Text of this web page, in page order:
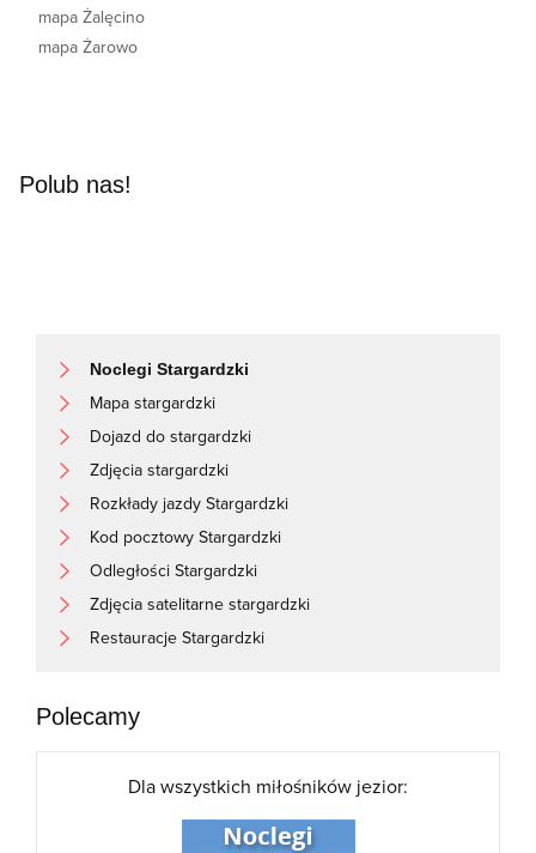
mapa Żalęcino
mapa Żarowo
Polub nas!
Noclegi Stargardzki
Mapa stargardzki
Dojazd do stargardzki
Zdjęcia stargardzki
Rozkłady jazdy Stargardzki
Kod pocztowy Stargardzki
Odległości Stargardzki
Zdjęcia satelitarne stargardzki
Restauracje Stargardzki
Polecamy
Dla wszystkich miłośników jezior: